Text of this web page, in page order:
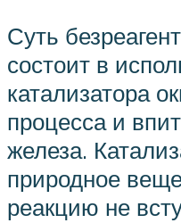
Суть
состоит в
катализатора
процесса и
железа.
природное
реакцию не